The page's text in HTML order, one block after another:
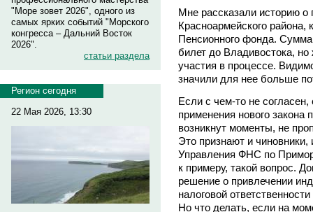
"Море зовет 2026", одного из
самых ярких событий "Морского
конгресса – Дальний Восток
2026".
статьи раздела
Регион сегодня
22 Мая 2026, 13:30
Мне рассказали историю о
Красноармейского
Пенсионного фонда.
билет до Владивостока,
участия в процессе.
значили для нее больше
Если с чем-то не
применения нового закона
возникнут моменты, не
Это признают и
Управления ФНС по
к примеру, такой вопрос.
решение о привлечении
налоговой
Но что делать, если на